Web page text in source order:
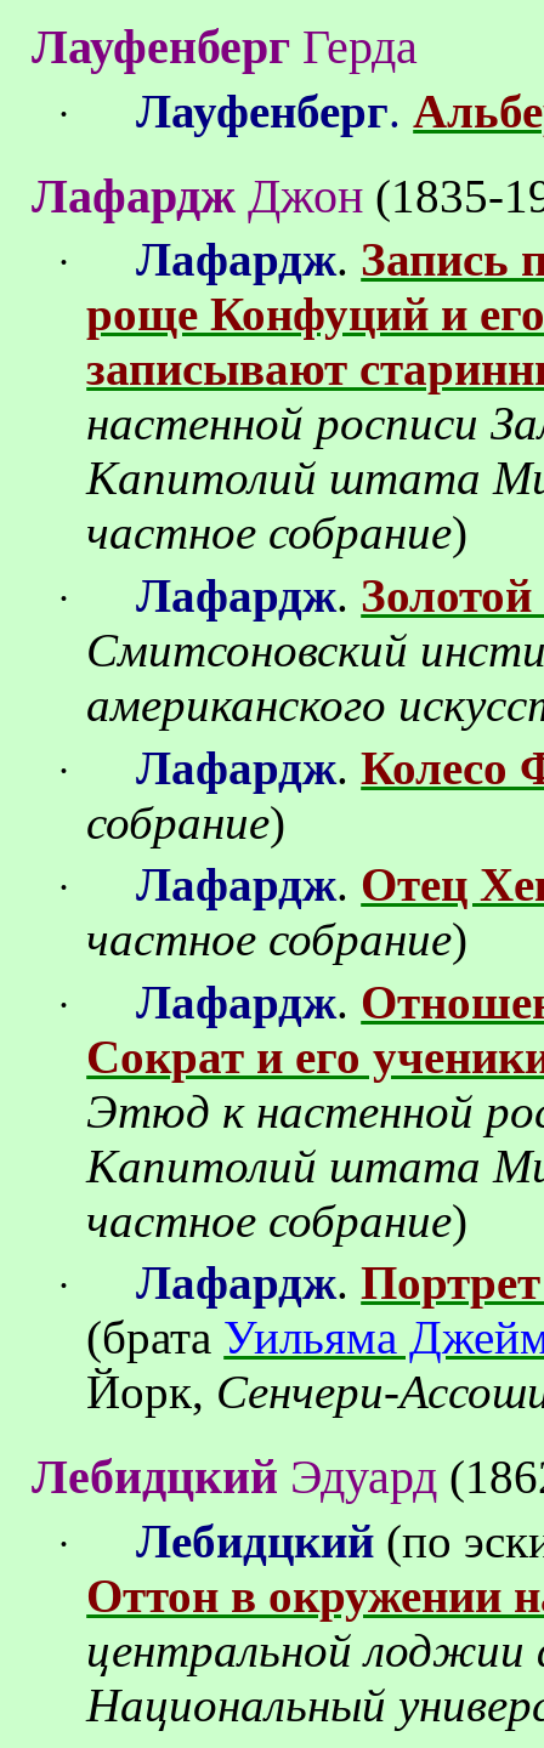
Лауфенберг Герда
· Лауфенберг.
Лафардж Джон (1835-
· Лафардж. Запись
роще Конфуций и
записывают
настенной росписи
Капитолий штата
частное собрание)
· Лафардж. Золотой
Смитсоновский
американского
· Лафардж.Колесо
собрание)
· Лафардж. Отец
частное собрание)
· Лафардж.
Сократ и его
Этюд к настенной
Капитолий штата
частное собрание)
· Лафардж.
(брата Уильяма
Йорк, Сенчери-
Лебидцкий Эдуард
· Лебидцкий (по
Оттон в окружении
центральной лоджии
Национальный